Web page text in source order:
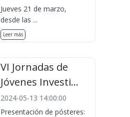
Jueves 21 de marzo,
desde las ...
Leer más
VI Jornadas de
Jóvenes Investi...
2024-05-13 14:00:00
Presentación de pósteres: